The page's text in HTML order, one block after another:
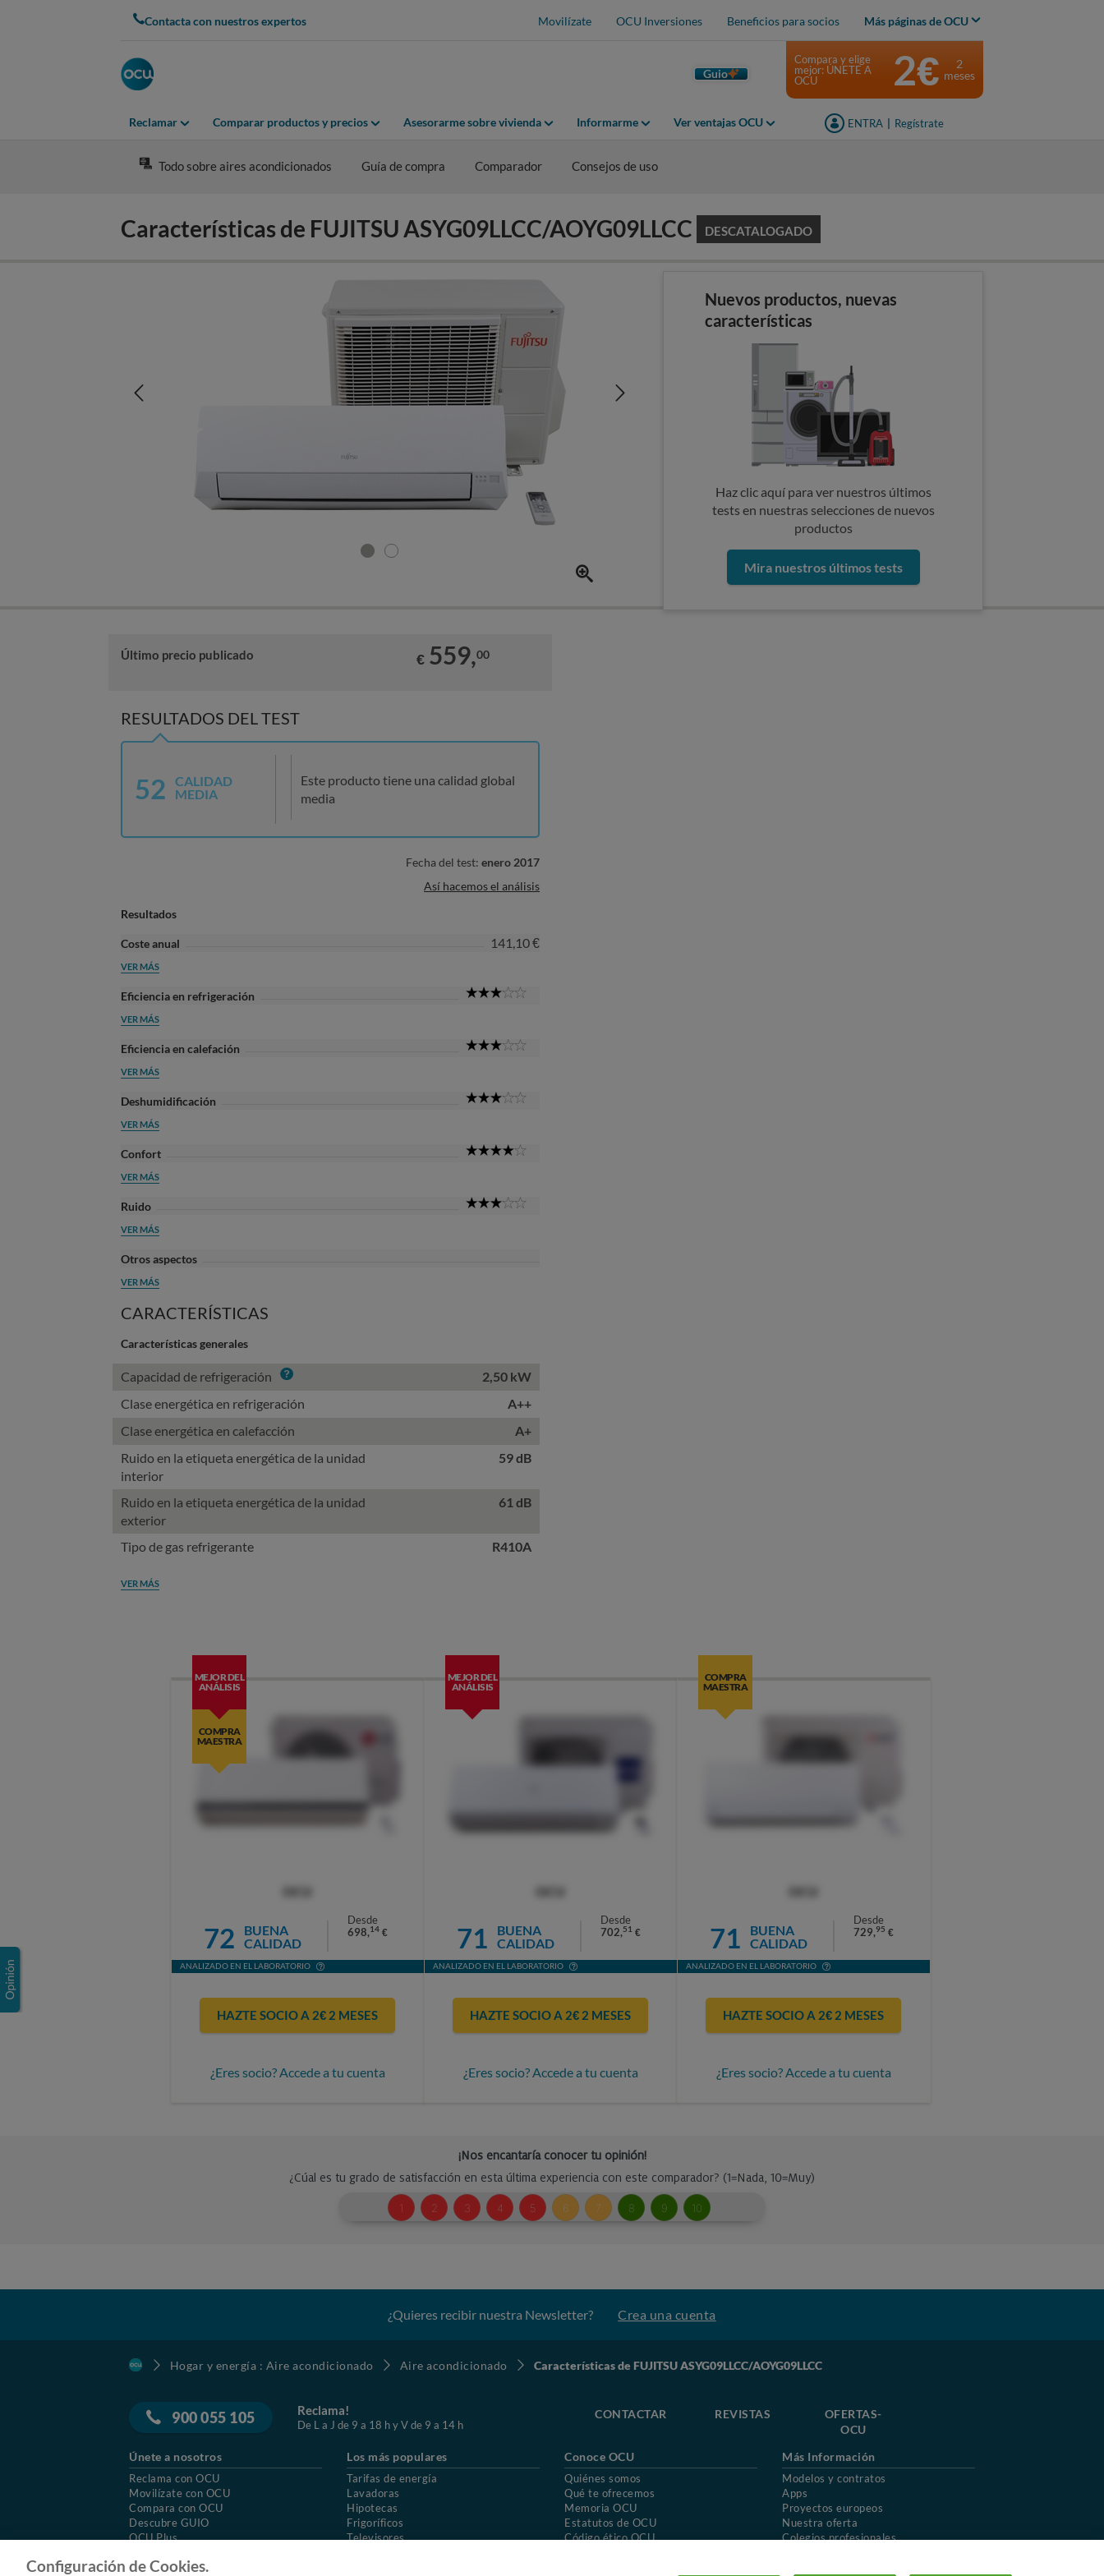
Contacta con nuestros expertos Movilízate OCU Inversiones Beneficios para socios Más páginas de OCU
Guio
Reclamar Comparar productos y precios Asesorarme sobre vivienda Informarme Ver ventajas OCU ENTRA Regístrate
Compara y elige
mejor: ÚNETE A
OCU
2€
2
meses
Todo sobre aires acondicionados Guía de compra Comparador Consejos de uso
Características de FUJITSU ASYG09LLCC/AOYG09LLCC DESCATALOGADO
Nuevos productos, nuevas
características
Haz clic aquí para ver nuestros últimos
tests en nuestras selecciones de nuevos
productos
Mira nuestros últimos tests
Último precio publicado € 559,00
RESULTADOS DEL TEST
52
CALIDAD
MEDIA
Este producto tiene una calidad global
media
Fecha del test: enero 2017
Así hacemos el análisis
Resultados
Coste anual 141,10 €
VER MÁS
Eficiencia en refrigeración
VER MÁS
Eficiencia en calefación
VER MÁS
Deshumidificación
VER MÁS
Confort
VER MÁS
Ruido
VER MÁS
Otros aspectos
VER MÁS
CARACTERÍSTICAS
Características generales
Capacidad de refrigeración Info
2,50 kW
Clase energética en refrigeración
A++
Clase energética en calefacción
A+
Ruido en la etiqueta energética de la unidad
interior
59 dB
Ruido en la etiqueta energética de la unidad
exterior
61 dB
Tipo de gas refrigerante R410A
VER MÁS
MEJOR DEL
ANÁLISIS
COMPRA
MAESTRA
72
BUENA
CALIDAD
Desde
698,14 €
ANALIZADO EN EL LABORATORIO
HAZTE SOCIO A 2€ 2 MESES
¿Eres socio? Accede a tu cuenta
MEJOR DEL
ANÁLISIS
71
BUENA
CALIDAD
Desde
702,51 €
ANALIZADO EN EL LABORATORIO
HAZTE SOCIO A 2€ 2 MESES
¿Eres socio? Accede a tu cuenta
COMPRA
MAESTRA
71
BUENA
CALIDAD
Desde
729,95 €
ANALIZADO EN EL LABORATORIO
HAZTE SOCIO A 2€ 2 MESES
¿Eres socio? Accede a tu cuenta
¿Quieres recibir nuestra Newsletter? Crea una cuenta
Hogar y energía : Aire acondicionado Aire acondicionado Características de FUJITSU ASYG09LLCC/AOYG09LLCC
900 055 105 Reclama!
De L a J de 9 a 18 h y V de 9 a 14 h
CONTACTAR REVISTAS
OFERTAS-
OCU
Únete a nosotros
Reclama con OCU
Movilízate con OCU
Compara con OCU
Descubre GUIO
OCU Plus
Los más populares
Tarifas de energía
Lavadoras
Hipotecas
Frigoríficos
Televisores
Conoce OCU
Quiénes somos
Qué te ofrecemos
Memoria OCU
Estatutos de OCU
Código ético OCU
Más Información
Modelos y contratos
Apps
Proyectos europeos
Nuestra oferta
Colegios profesionales
Configuración de Cookies.